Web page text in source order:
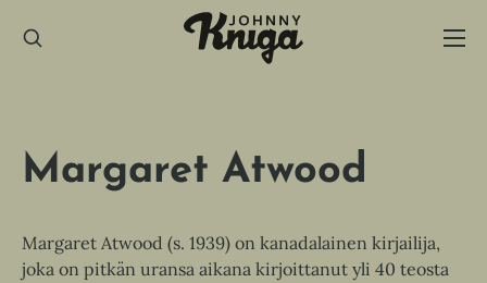
sisältöön
Margaret Atwood
Margaret Atwood (s. 1939) on kanadalainen kirjailija,
joka on pitkän uransa aikana kirjoittanut yli 40 teosta